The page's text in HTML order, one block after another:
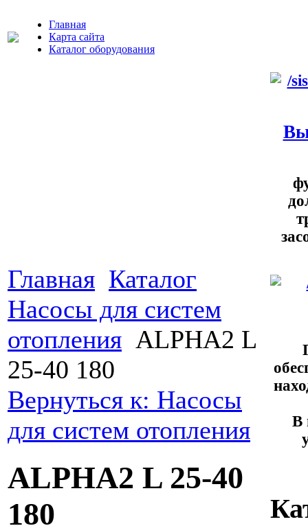
Главная
Карта сайта
Каталог оборудования
Главная Каталог
Насосы для систем
отопления ALPHA2 L
25-40 180
Вернуться к: Насосы
для систем отопления
ALPHA2 L 25-40
180
В